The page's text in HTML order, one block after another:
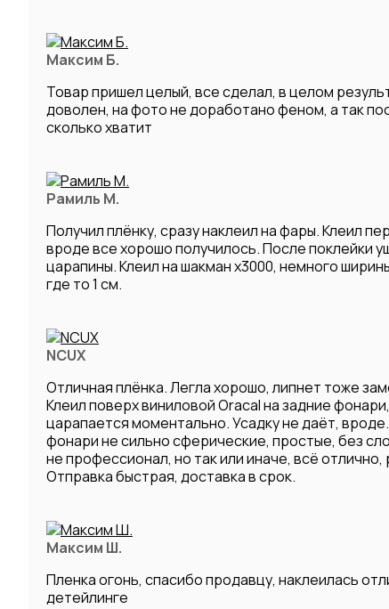
Максим Б.
Товар пришел целый, все сделал, в целом
доволен, на фото не доработано феном, а так
сколько хватит
Рамиль М.
Получил плёнку, сразу наклеил на фары. Клеил
вроде все хорошо получилось. После поклейки
царапины. Клеил на шакман х3000, немного
где то 1 см.
NCUX
Отличная плёнка. Легла хорошо, липнет тоже
Клеил поверх виниловой Oracal на задние
царапается моментально. Усадку не даёт,
фонари не сильно сферические, простые, без
не профессионал, но так или иначе, всё
Отправка быстрая, доставка в срок.
Максим Ш.
Пленка огонь, спасибо продавцу, наклеилась
детейлинге